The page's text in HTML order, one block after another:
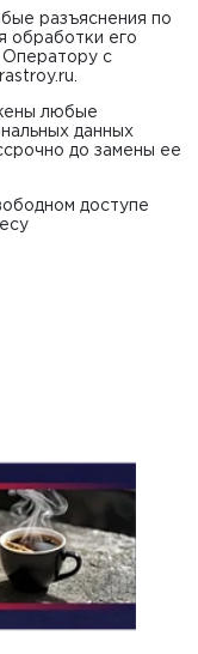
разъяснения по
обработки его
Оператору с
.
любые
данных
до замены ее
доступе